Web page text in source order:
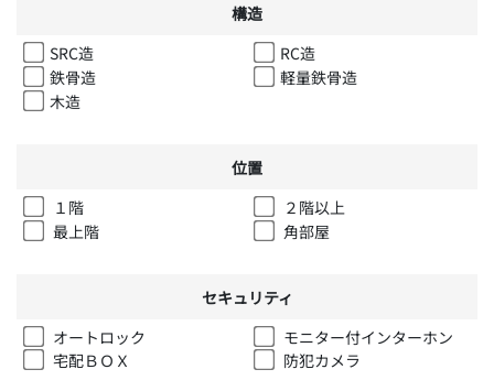
構造
SRC造
RC造
鉄骨造
軽量鉄骨造
木造
位置
１階
２階以上
最上階
角部屋
セキュリティ
オートロック
モニター付インターホン
宅配ＢＯＸ
防犯カメラ